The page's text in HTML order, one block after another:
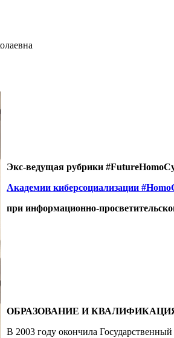
Экс-ведущая рубрики
Академии киберсоциализации
при информационно-
ОБРАЗОВАНИЕ И
В 2003 году окончила